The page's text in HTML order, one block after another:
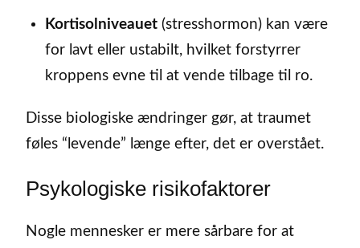
Kortisolniveauet(stresshormon) kan være
for lavt eller ustabilt, hvilket forstyrrer
kroppens evne til at vende tilbage til ro.
Disse biologiske ændringer gør, at traumet
føles “levende” længe efter, det er overstået.
Psykologiske risikofaktorer
Nogle mennesker er mere sårbare for at